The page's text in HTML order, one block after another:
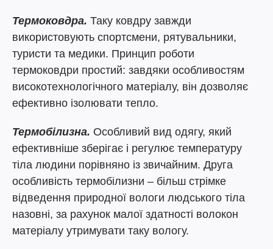
Термоковдра. Таку ковдру завжди
використовують спортсмени, рятувальники,
туристи та медики. Принцип роботи
термоковдри простий: завдяки особливостям
високотехнологічного матеріалу, він дозволяє
ефективно ізолювати тепло.
Термобілизна. Особливий вид одягу, який
ефективніше зберігає і регулює температуру
тіла людини порівняно із звичайним. Друга
особливість термобілизни – більш стрімке
відведення природної вологи людського тіла
назовні, за рахунок малої здатності волокон
матеріалу утримувати таку вологу.